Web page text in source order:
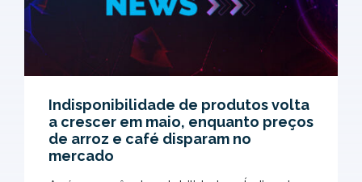
Indisponibilidade de produtos volta
a crescer em maio, enquanto preços
de arroz e café disparam no
mercado